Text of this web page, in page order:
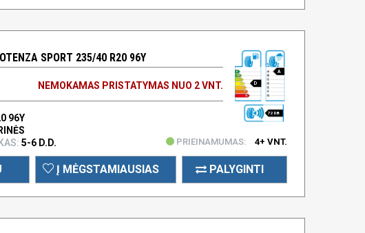
SPORT 235/40 R20 96Y
NEMOKAMAS PRISTATYMAS NUO 2 VNT. D
A
72 DB
96Y
5-6 D.D. PRIEINAMUMAS: 4+ VNT.
Į MĖGSTAMIAUSIAS PALYGINTI